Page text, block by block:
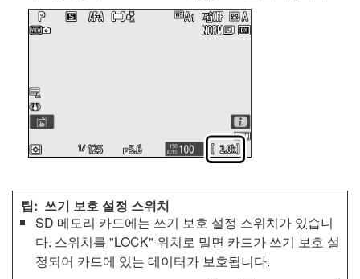
쓰기 보호 설정 스위치
SD 메모리 카드에는 쓰기 보호 설정 스위치가 있습니
다. 스위치를 "LOCK" 위치로 밀면 카드가 쓰기 보호 설
정되어 카드에 있는 데이터가 보호됩니다.